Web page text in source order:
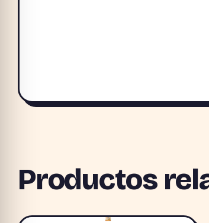
Productos